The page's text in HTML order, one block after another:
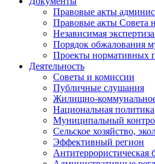
Правовые акты
Правовые акты Совета
Независимая
Порядок обжалования
Проекты нормативных
Деятельность
Советы и комиссии
Публичные слушания
Жилищно-коммунальное
Национальная политика
Муниципальный
Сельское хозяйство,
Эффективный регион
Антитеррористическая